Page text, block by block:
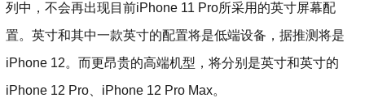
列中，不会再出现目前iPhone 11 Pro所采用的英寸屏幕配
置。英寸和其中一款英寸的配置将是低端设备，据推测将是
iPhone 12。而更昂贵的高端机型，将分别是英寸和英寸的
iPhone 12 Pro、iPhone 12 Pro Max。